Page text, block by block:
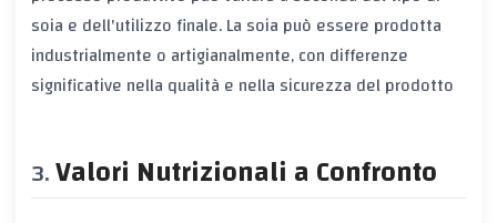
soia e dell'utilizzo finale. La soia può essere prodotta
industrialmente o artigianalmente, con differenze
significative nella qualità e nella sicurezza del prodotto
Valori Nutrizionali a Confronto